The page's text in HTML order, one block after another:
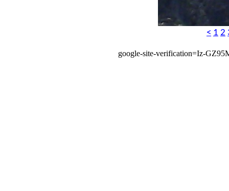
< 1 2
google-site-verification=Iz-